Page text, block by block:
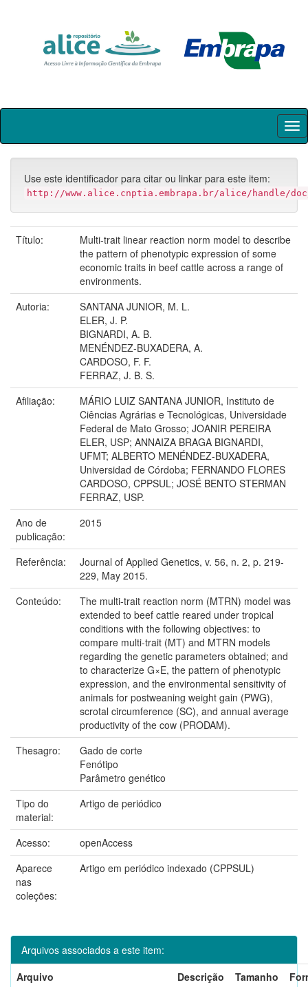
Skip
Use este identificador para citar ou linkar para este item:
http://www.alice.cnptia.embrapa.br/alice/handle/doc/
Título:
Multi-trait linear reaction norm model to describe
the pattern of phenotypic expression of some
economic traits in beef cattle across a range of
environments.
Autoria:
SANTANA JUNIOR, M. L.
ELER, J. P.
BIGNARDI, A. B.
MENÉNDEZ-BUXADERA, A.
CARDOSO, F. F.
FERRAZ, J. B. S.
Afiliação:
MÁRIO LUIZ SANTANA JUNIOR, Instituto de
Ciências Agrárias e Tecnológicas, Universidade
Federal de Mato Grosso; JOANIR PEREIRA
ELER, USP; ANNAIZA BRAGA BIGNARDI,
UFMT; ALBERTO MENÉNDEZ-BUXADERA,
Universidad de Córdoba; FERNANDO FLORES
CARDOSO, CPPSUL; JOSÉ BENTO STERMAN
FERRAZ, USP.
Ano de
publicação:
2015
Referência:
Journal of Applied Genetics, v. 56, n. 2, p. 219-
229, May 2015.
Conteúdo:
The multi-trait reaction norm (MTRN) model was
extended to beef cattle reared under tropical
conditions with the following objectives: to
compare multi-trait (MT) and MTRN models
regarding the genetic parameters obtained; and
to characterize G×E, the pattern of phenotypic
expression, and the environmental sensitivity of
animals for postweaning weight gain (PWG),
scrotal circumference (SC), and annual average
productivity of the cow (PRODAM).
Thesagro:
Gado de corte
Fenótipo
Parâmetro genético
Tipo do
material:
Artigo de periódico
Acesso:
openAccess
Aparece
nas
coleções:
Artigo em periódico indexado (CPPSUL)
Arquivos associados a este item:
Arquivo
Descrição Tamanho